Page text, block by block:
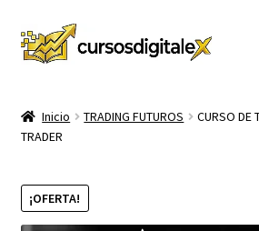
Ir
a
Ir
al
TIENDA
CURSOS
Inicio TRADING FUTUROS
CURSO DE
TRADER
¡OFERTA!